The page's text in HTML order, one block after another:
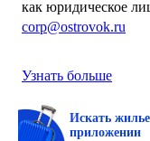
как юридическое
corp@ostrovok.ru
Узнать больше
Искать
приложении